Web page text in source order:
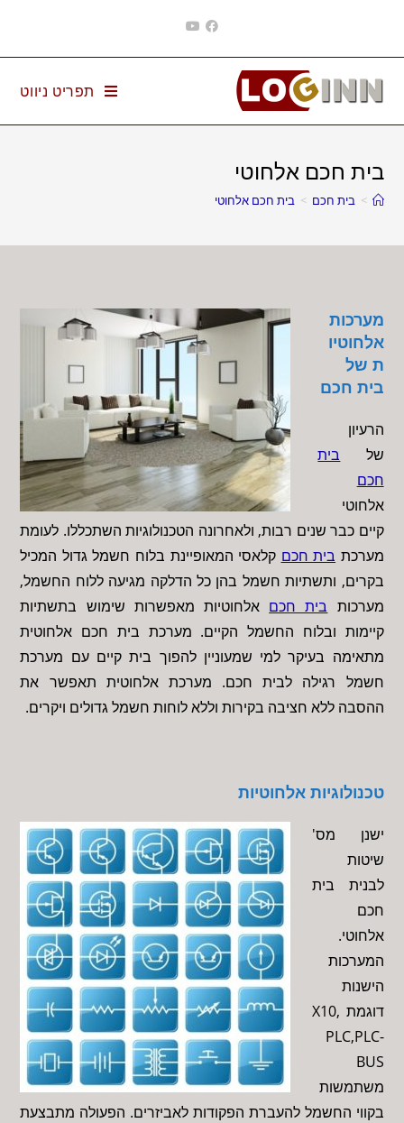
content
תפריט ניווט
בית חכם אלחוטי
> בית חכם > בית חכם אלחוטי
מערכות
אלחוטיו
ת של
בית חכם
הרעיון
של בית
חכם
אלחוטי
קיים כבר שנים רבות, ולאחרונה הטכנולוגיות השתכללו. לעומת
מערכת בית חכם קלאסי המאופיינת בלוח חשמל גדול המכיל
בקרים, ותשתיות חשמל בהן כל הדלקה מגיעה ללוח החשמל,
מערכות בית חכם אלחוטיות מאפשרות שימוש בתשתיות
קיימות ובלוח החשמל הקיים. מערכת בית חכם אלחוטית
מתאימה בעיקר למי שמעוניין להפוך בית קיים עם מערכת
חשמל רגילה לבית חכם. מערכת אלחוטית תאפשר את
ההסבה ללא חציבה בקירות וללא לוחות חשמל גדולים ויקרים.
טכנולוגיות אלחוטיות
ישנן מס'
שיטות
לבנית בית
חכם
אלחוטי.
המערכות
הישנות
דוגמת X10,
PLC,PLC-
BUS
משתמשות
בקווי החשמל להעברת הפקודות לאביזרים. הפעולה מתבצעת